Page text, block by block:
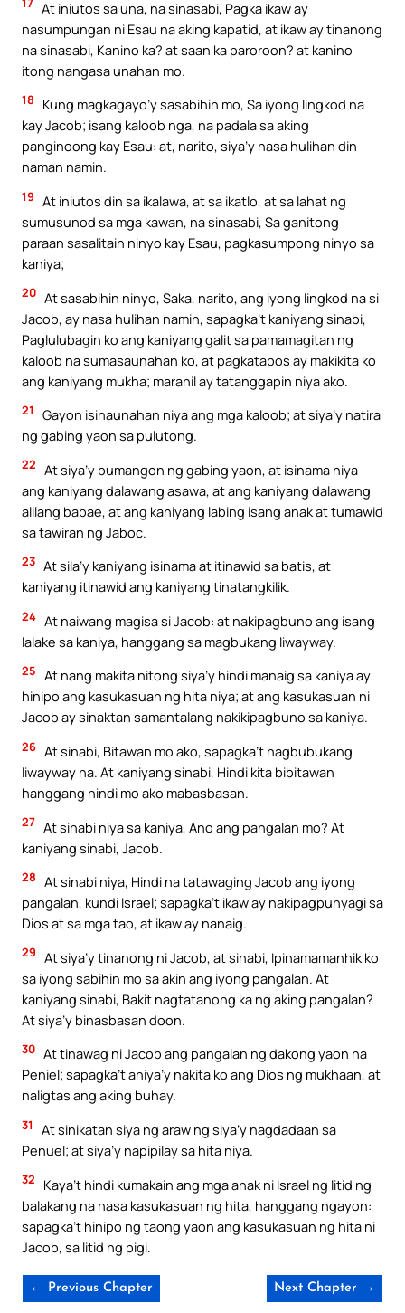
At iniutos sa una, na sinasabi, Pagka ikaw ay
nasumpungan ni Esau na aking kapatid, at ikaw ay tinanong
na sinasabi, Kanino ka? at saan ka paroroon? at kanino
itong nangasa unahan mo.
18
Kung magkagayo’y sasabihin mo, Sa iyong lingkod na
kay Jacob; isang kaloob nga, na padala sa aking
panginoong kay Esau: at, narito, siya’y nasa hulihan din
naman namin.
19 At iniutos din sa ikalawa, at sa ikatlo, at sa lahat ng
sumusunod sa mga kawan, na sinasabi, Sa ganitong
paraan sasalitain ninyo kay Esau, pagkasumpong ninyo sa
kaniya;
20 At sasabihin ninyo, Saka, narito, ang iyong lingkod na si
Jacob, ay nasa hulihan namin, sapagka’t kaniyang sinabi,
Paglulubagin ko ang kaniyang galit sa pamamagitan ng
kaloob na sumasaunahan ko, at pagkatapos ay makikita ko
ang kaniyang mukha; marahil ay tatanggapin niya ako.
21
Gayon isinaunahan niya ang mga kaloob; at siya’y natira
ng gabing yaon sa pulutong.
22 At siya’y bumangon ng gabing yaon, at isinama niya
ang kaniyang dalawang asawa, at ang kaniyang dalawang
alilang babae, at ang kaniyang labing isang anak at tumawid
sa tawiran ng Jaboc.
23 At sila’y kaniyang isinama at itinawid sa batis, at
kaniyang itinawid ang kaniyang tinatangkilik.
24 At naiwang magisa si Jacob: at nakipagbuno ang isang
lalake sa kaniya, hanggang sa magbukang liwayway.
25 At nang makita nitong siya’y hindi manaig sa kaniya ay
hinipo ang kasukasuan ng hita niya; at ang kasukasuan ni
Jacob ay sinaktan samantalang nakikipagbuno sa kaniya.
26 At sinabi, Bitawan mo ako, sapagka’t nagbubukang
liwayway na. At kaniyang sinabi, Hindi kita bibitawan
hanggang hindi mo ako mabasbasan.
27 At sinabi niya sa kaniya, Ano ang pangalan mo? At
kaniyang sinabi, Jacob.
28 At sinabi niya, Hindi na tatawaging Jacob ang iyong
pangalan, kundi Israel; sapagka’t ikaw ay nakipagpunyagi sa
Dios at sa mga tao, at ikaw ay nanaig.
29 At siya’y tinanong ni Jacob, at sinabi, Ipinamamanhik ko
sa iyong sabihin mo sa akin ang iyong pangalan. At
kaniyang sinabi, Bakit nagtatanong ka ng aking pangalan?
At siya’y binasbasan doon.
30 At tinawag ni Jacob ang pangalan ng dakong yaon na
Peniel; sapagka’t aniya’y nakita ko ang Dios ng mukhaan, at
naligtas ang aking buhay.
31
At sinikatan siya ng araw ng siya’y nagdadaan sa
Penuel; at siya’y napipilay sa hita niya.
32
Kaya’t hindi kumakain ang mga anak ni Israel ng litid ng
balakang na nasa kasukasuan ng hita, hanggang ngayon:
sapagka’t hinipo ng taong yaon ang kasukasuan ng hita ni
Jacob, sa litid ng pigi.
← Previous Chapter Next Chapter →